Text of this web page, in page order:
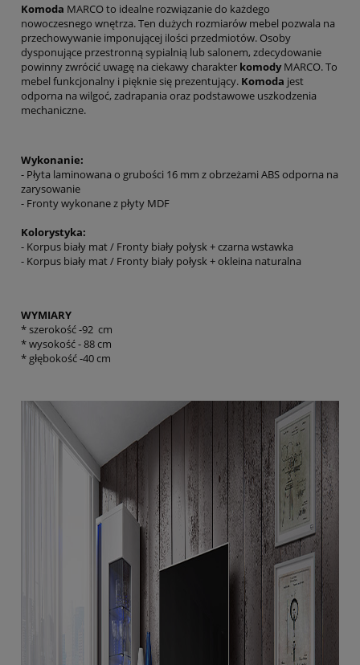
Komoda MARCO to idealne rozwiązanie do każdego
nowoczesnego wnętrza. Ten dużych rozmiarów mebel pozwala na
przechowywanie imponującej ilości przedmiotów. Osoby
dysponujące przestronną sypialnią lub salonem, zdecydowanie
powinny zwrócić uwagę na ciekawy charakter komodyMARCO. To
mebel funkcjonalny i pięknie się prezentujący. Komoda jest
odporna na wilgoć, zadrapania oraz podstawowe uszkodzenia
mechaniczne.
Wykonanie:
- Płyta laminowana o grubości 16 mm z obrzeżami ABS odporna na
zarysowanie
- Fronty wykonane z płyty MDF
Kolorystyka:
- Korpus biały mat / Fronty biały połysk + czarna wstawka
- Korpus biały mat / Fronty biały połysk + okleina naturalna
WYMIARY
* szerokość -92 cm
* wysokość - 88 cm
* głębokość -40 cm